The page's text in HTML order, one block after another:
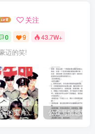
关注
0 9 43.7W+
迈的笑!
既恐怖又搞笑的鬼片（10部猛鬼恐怖片都是喜剧片）